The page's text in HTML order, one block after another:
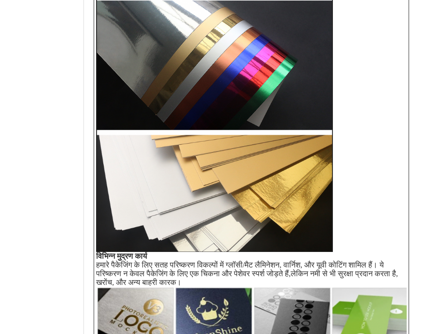
विभिन्न मुद्रण कार्य
हमारे पैकेजिंग के लिए सतह परिष्करण विकल्पों में ग्लॉसी/मैट लैमिनेशन, वार्निश, और यूवी कोटिंग शामिल हैं। ये
परिष्करण न केवल पैकेजिंग के लिए एक चिकना और पेशेवर स्पर्श जोड़ते हैं,लेकिन नमी से भी सुरक्षा प्रदान करता है,
खरोंच, और अन्य बाहरी कारक।